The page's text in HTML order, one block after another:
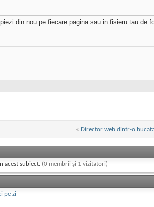
din nou pe fiecare pagina sau in fisieru tau
« Director web dintr-o
acest subiect. (0 membrii și 1 vizitatori)
pe zi